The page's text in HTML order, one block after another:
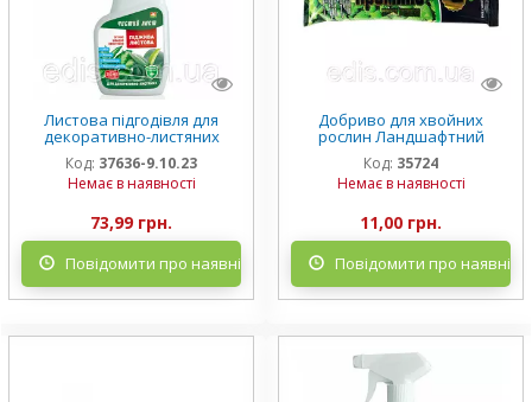
Листова підгодівля для
декоративно-листяних
рослин Чистий лист 300 мл
Код: 37636-9.10.23
Немає в наявності
73,99 грн.
Повідомити про наявність
Добриво для хвойних
рослин Ландшафтний
дизайн Яромикс 30 мл (на 5
л. води) Agromaxi
Код: 35724
Немає в наявності
11,00 грн.
Повідомити про